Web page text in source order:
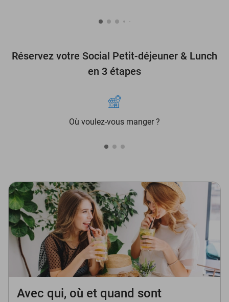
Réservez votre Social Petit-déjeuner & Lunch
en 3 étapes
Où voulez-vous manger ?
Avec qui, où et quand sont